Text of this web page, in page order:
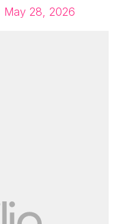
May 28, 2026